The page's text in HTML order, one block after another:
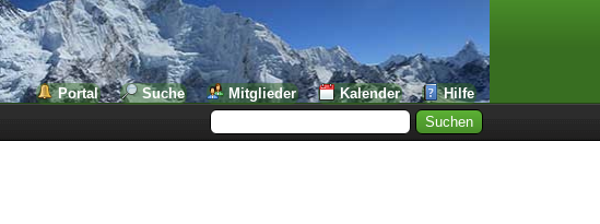
Portal Suche Mitglieder Kalender
Hilfe